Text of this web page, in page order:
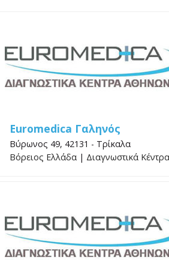
Euromedica Γαληνός
Βύρωνος 49, 42131 - Τρίκαλα
Βόρειος Ελλάδα | Διαγνωστικά Κέντρα